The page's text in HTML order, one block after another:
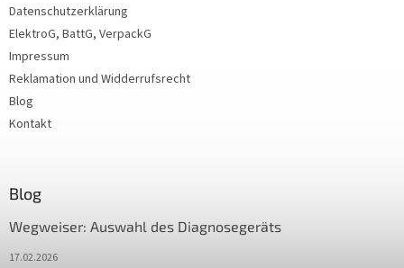
Datenschutzerklärung
ElektroG, BattG, VerpackG
Impressum
Reklamation und Widderrufsrecht
Blog
Kontakt
Blog
Wegweiser: Auswahl des Diagnosegeräts
17.02.2026